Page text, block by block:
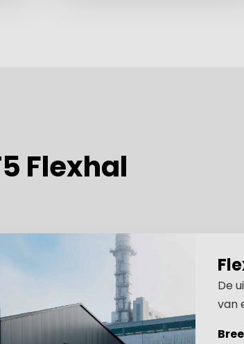
Flexhal
De
van